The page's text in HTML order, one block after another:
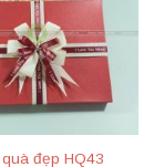
đẹp HQ43